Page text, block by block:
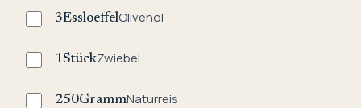
3EssloeffelOlivenöl
1StückZwiebel
250GrammNaturreis